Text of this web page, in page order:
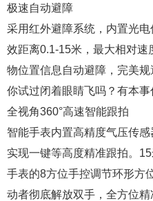
极速自动避障
采用红外避障系统，内置光
效距离0.1-15米，最大相对
物位置信息自动避障，完美规
你试过闭着眼睛飞吗？有本事
全视角360°高速智能跟拍
智能手表内置高精度气压传
实现一键等高度精准跟拍。
手表的8方位手控调节环形方
动者彻底解放双手，全方位精